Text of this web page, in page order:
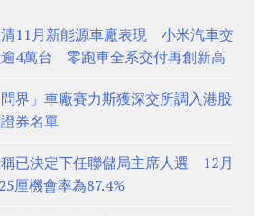
11月新能源車廠表現 小米汽車交
4萬台 零跑車全系交付再創新高
界」車廠賽力斯獲深交所調入港股
券名單
已決定下任聯儲局主席人選 12月
厘機會率為87.4%